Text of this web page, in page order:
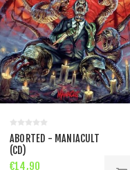
ABORTED - MANIACULT
(CD)
€14,90